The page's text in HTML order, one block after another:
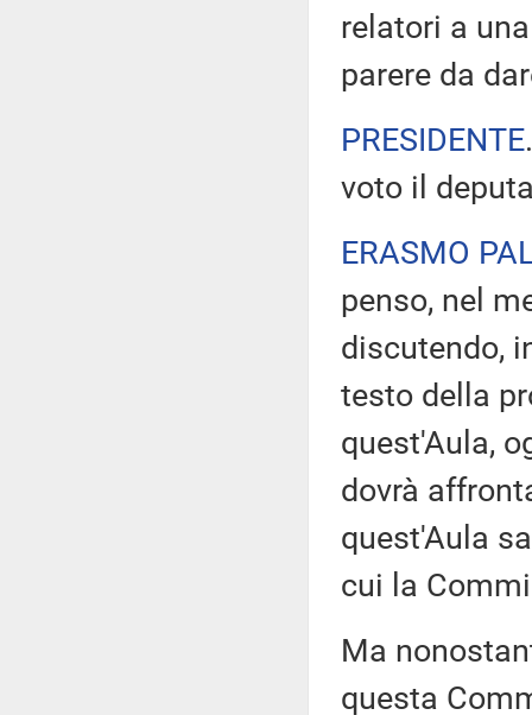
relatori a
parere da
PRESIDENTE
voto il
ERASMO
penso, nel
discutendo,
testo della
quest'Aula,
dovrà
quest'Aula
cui la
Ma
questa